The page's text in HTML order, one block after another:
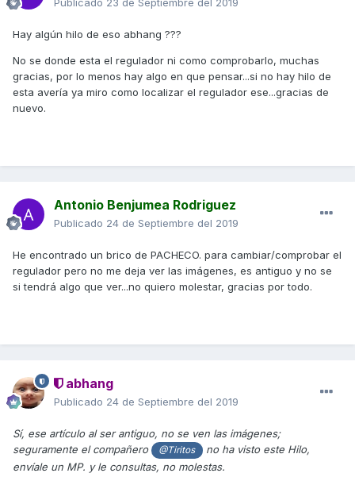
Publicado 23 de Septiembre del 2019
Hay algún hilo de eso abhang ???
No se donde esta el regulador ni como comprobarlo, muchas
gracias, por lo menos hay algo en que pensar...si no hay hilo de
esta avería ya miro como localizar el regulador ese...gracias de
nuevo.
Antonio Benjumea Rodriguez
Publicado 24 de Septiembre del 2019
He encontrado un brico de PACHECO. para cambiar/comprobar el
regulador pero no me deja ver las imágenes, es antiguo y no se
si tendrá algo que ver...no quiero molestar, gracias por todo.
abhang
Publicado 24 de Septiembre del 2019
Sí, ese artículo al ser antiguo, no se ven las imágenes;
seguramente el compañero
@Tiritos
no ha visto este Hilo,
envíale un MP. y le consultas, no molestas.